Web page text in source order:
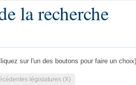
la recherche
sur l'un des boutons pour faire un choix)
législatures (X)